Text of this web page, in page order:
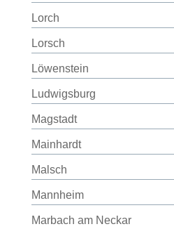
Lorch
Lorsch
Löwenstein
Ludwigsburg
Magstadt
Mainhardt
Malsch
Mannheim
Marbach am Neckar